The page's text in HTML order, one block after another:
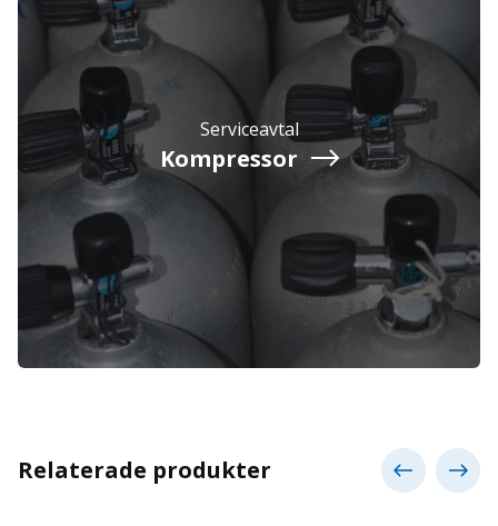
Privatperson Inkl. moms
Serviceavtal
Kompressor
Relaterade produkter